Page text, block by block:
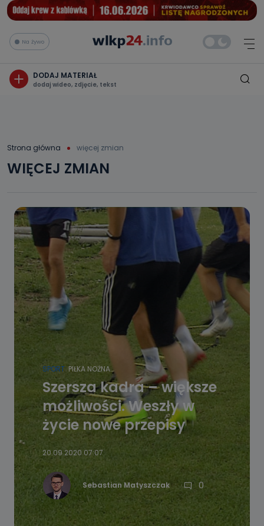
Na żywo
DODAJ MATERIAŁ
dodaj wideo, zdjęcie, tekst
Strona główna więcej zmian
WIĘCEJ ZMIAN
SPORT PIŁKA NOŻNA
Szersza kadra – większe
możliwości. Weszły w
życie nowe przepisy
20.09.2020 07:07
Sebastian Matyszczak 0